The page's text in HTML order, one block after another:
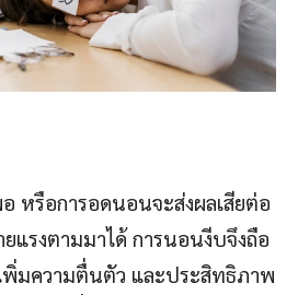
หรือการอดนอนจะส่งผลเสียต่อ
แรงตามมาได้ การนอนงีบจึงถือ
มความตื่นตัว และประสิทธิภาพ